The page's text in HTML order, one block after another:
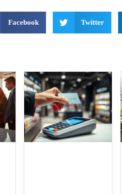
Facebook Twitter